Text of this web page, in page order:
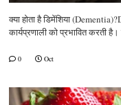
क्या होता है डिमेंशिया
कार्यप्रणाली को प्रभावित करती
0 Oct